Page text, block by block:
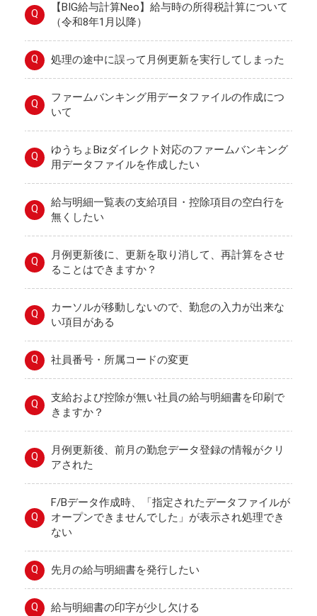
Q
【BIG給与計算Neo】給与時の所得税計算について
（令和8年1月以降）
Q 処理の途中に誤って月例更新を実行してしまった
Q
ファームバンキング用データファイルの作成につ
いて
Q
ゆうちょBizダイレクト対応のファームバンキング
用データファイルを作成したい
Q
給与明細一覧表の支給項目・控除項目の空白行を
無くしたい
Q
月例更新後に、更新を取り消して、再計算をさせ
ることはできますか？
Q
カーソルが移動しないので、勤怠の入力が出来な
い項目がある
Q 社員番号・所属コードの変更
Q
支給および控除が無い社員の給与明細書を印刷で
きますか？
Q
月例更新後、前月の勤怠データ登録の情報がクリ
アされた
Q
F/Bデータ作成時、「指定されたデータファイルが
オープンできませんでした」が表示され処理でき
ない
Q 先月の給与明細書を発行したい
Q 給与明細書の印字が少し欠ける